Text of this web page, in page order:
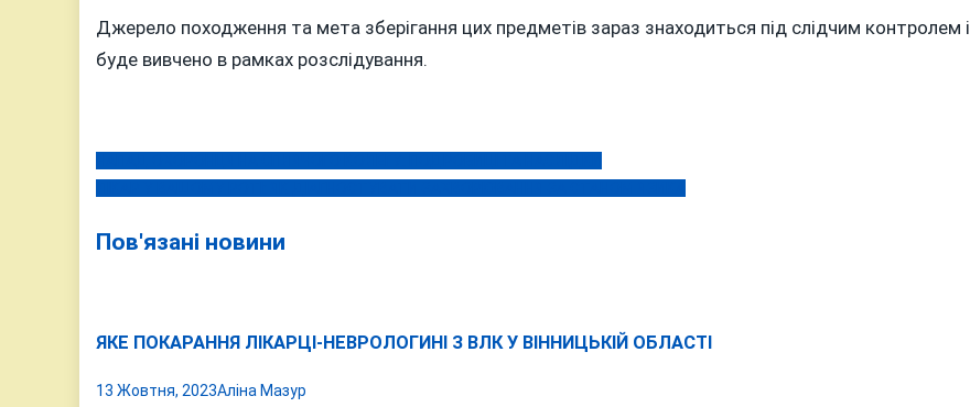
Джерело походження та мета зберігання цих предметів зараз знаходиться під слідчим контролем і
буде вивчено в рамках розслідування.
Навігація
Пов'язані новини
ЯКЕ ПОКАРАННЯ ЛІКАРЦІ-НЕВРОЛОГИНІ З ВЛК У ВІННИЦЬКІЙ ОБЛАСТІ
13 Жовтня, 2023Аліна Мазур